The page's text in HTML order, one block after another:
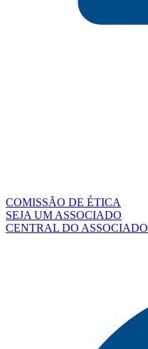
COMISSÃO DE ÉTICA
SEJA UM ASSOCIADO
CENTRAL DO ASSOCIADO